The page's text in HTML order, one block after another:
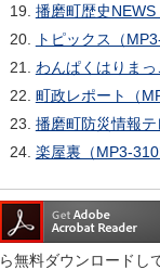
播磨町歴史NEWS
トピックス（
わんぱくはりまっ
町政レポート（
播磨町防災情報テ
楽屋裏（MP3-
ら無料ダウンロードし